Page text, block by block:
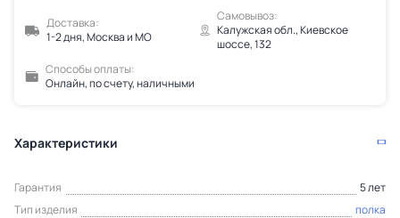
Доставка:
1-2 дня, Москва и МО
Самовывоз:
Калужская обл., Киевское
шоссе, 132
Способы оплаты:
Онлайн, по счету, наличными
Характеристики
Гарантия
5 лет
Тип изделия
полка